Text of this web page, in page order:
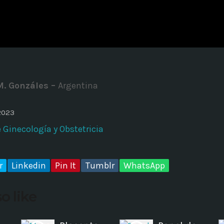
Time
Gonzáles – Argentina
Ginecología y Obstetricia
Linkedin Pin It Tumblr WhatsApp